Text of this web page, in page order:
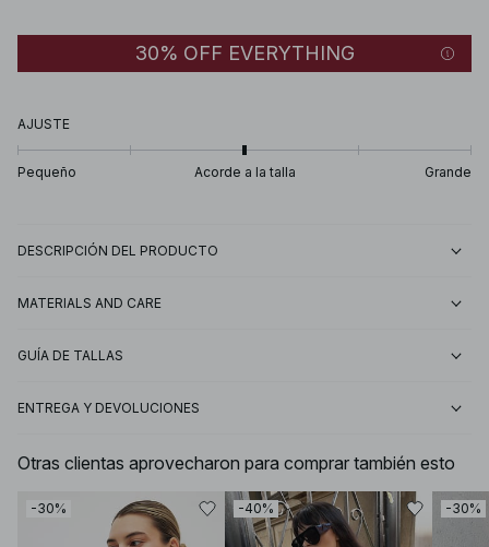
30% OFF EVERYTHING
AJUSTE
Pequeño Acorde a la talla Grande
DESCRIPCIÓN DEL PRODUCTO
MATERIALS AND CARE
GUÍA DE TALLAS
ENTREGA Y DEVOLUCIONES
Otras clientas aprovecharon para comprar también esto
-30% -40% -30%